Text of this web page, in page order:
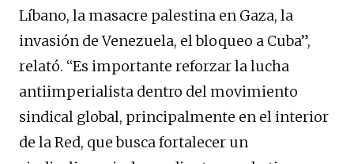
Líbano, la masacre palestina en Gaza, la
invasión de Venezuela, el bloqueo a Cuba”,
relató. “Es importante reforzar la lucha
antiimperialista dentro del movimiento
sindical global, principalmente en el interior
de la Red, que busca fortalecer un